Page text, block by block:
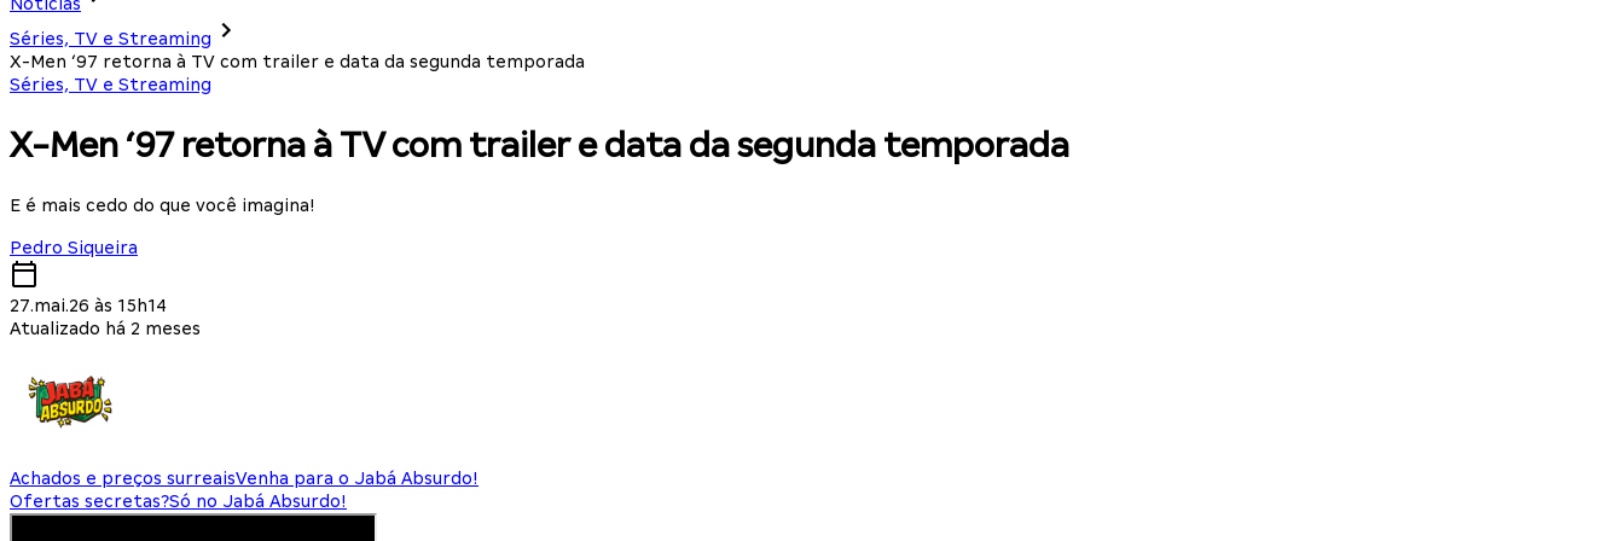
Séries, TV e Streaming
X-Men ‘97 retorna à TV com trailer e data da segunda temporada
Séries, TV e Streaming
X-Men ‘97 retorna à TV com trailer e data da segunda temporada
E é mais cedo do que você imagina!
Pedro Siqueira
27.mai.26 às 15h14
Atualizado há 2 meses
Achados e preços surreaisVenha para o Jabá Absurdo!
Ofertas secretas?Só no Jabá Absurdo!